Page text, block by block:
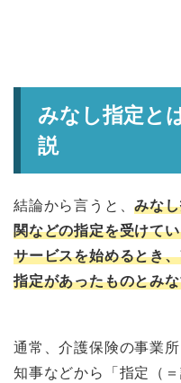
みなし指定と
説
結論から言うと、みな
関などの指定を受けて
サービスを始めるとき
指定があったものとみ
通常、介護保険の事業
知事などから「指定（